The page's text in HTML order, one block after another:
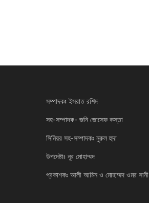
সম্পাদকঃ ইসরাত রশিদ
সহ-সম্পাদক- জনি জোসেফ কস্তা
সিনিয়র সহ-সম্পাদকঃ নুরুল হুদা
উপদেষ্টাঃ নূর মোহাম্মদ
প্রকাশকঃ আলী আমিন ও মোহাম্মদ ওমর সানী